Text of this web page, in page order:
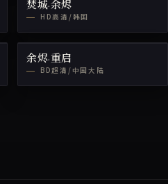
焚城·余烬
HD高清/韩国
余烬·重启
BD超清/中国大陆